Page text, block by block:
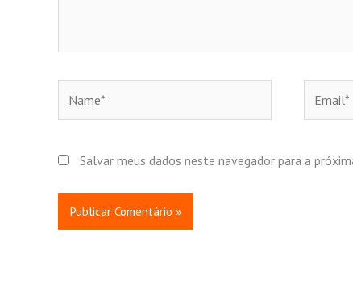
Salvar meus dados neste navegador para a